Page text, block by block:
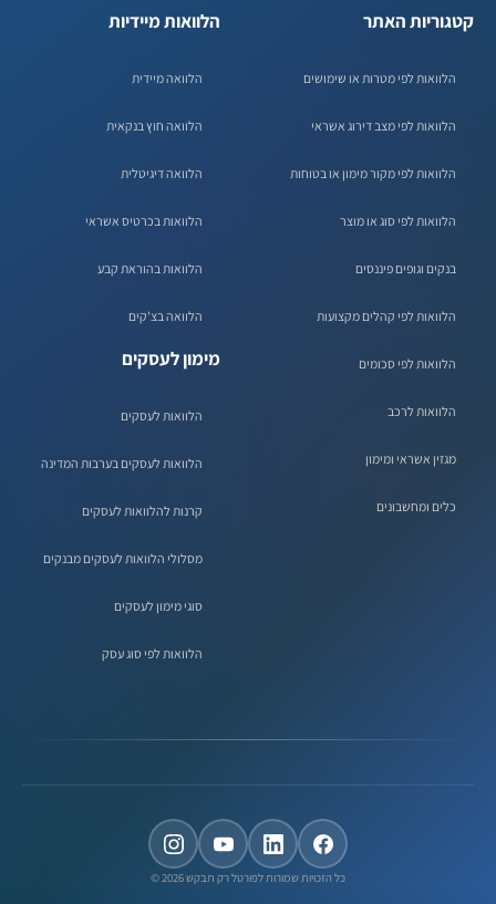
קטגוריות האתר
הלוואות לפי מטרות או שימושים
הלוואות לפי מצב דירוג אשראי
הלוואות לפי מקור מימון או בטוחות
הלוואות לפי סוג או מוצר
בנקים וגופים פיננסים
הלוואות לפי קהלים מקצועות
הלוואות לפי סכומים
הלוואות לרכב
מגזין אשראי ומימון
כלים ומחשבונים
הלוואות מיידיות
הלוואה מיידית
הלוואה חוץ בנקאית
הלוואה דיגיטלית
הלוואות בכרטיס אשראי
הלוואות בהוראת קבע
הלוואה בצ'קים
מימון לעסקים
הלוואות לעסקים
הלוואות לעסקים בערבות המדינה
קרנות להלוואות לעסקים
מסלולי הלוואות לעסקים מבנקים
סוגי מימון לעסקים
הלוואות לפי סוג עסק
כל הזכויות שמורות לפורטל רק תבקש 2026 ©